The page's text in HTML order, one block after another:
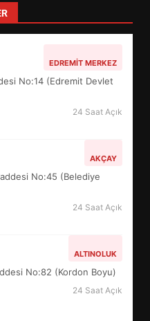
EDREMIT MERKEZ
No:14 (Edremit Devlet
24 Saat Açık
AKÇAY
No:45 (Belediye
24 Saat Açık
ALTINOLUK
No:82 (Kordon Boyu)
24 Saat Açık
SÜRE
DEĞİŞTİ?
KAYITLARI NEYİ
NASIL